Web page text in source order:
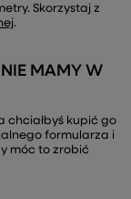
Skorzystaj z
.
NIE MAMY W
chciałbyś kupić go
formularza i
móc to zrobić